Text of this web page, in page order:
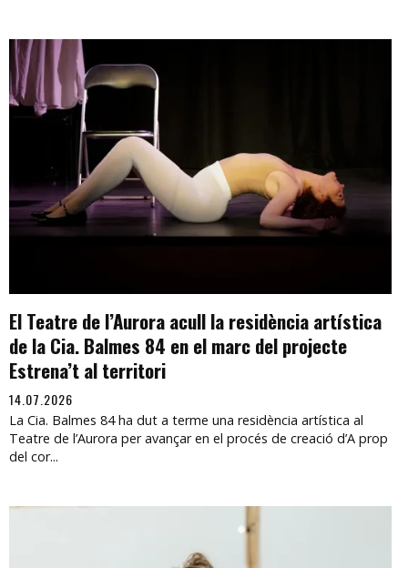
El Teatre de l’Aurora acull la residència artística
de la Cia. Balmes 84 en el marc del projecte
Estrena’t al territori
14.07.2026
La Cia. Balmes 84 ha dut a terme una residència artística al
Teatre de l’Aurora per avançar en el procés de creació d’A prop
del cor...